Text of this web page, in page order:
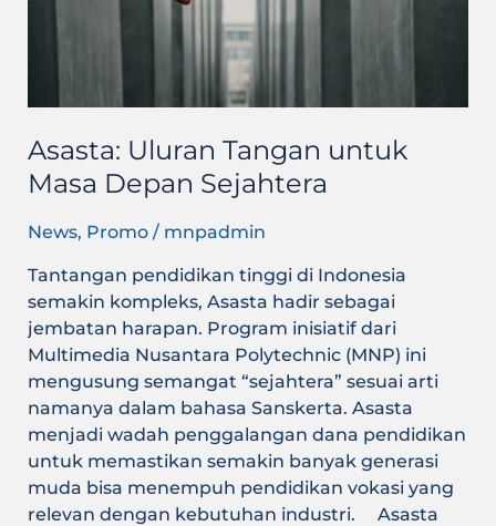
Asasta: Uluran Tangan untuk
Masa Depan Sejahtera
News, Promo/ mnpadmin
Tantangan pendidikan tinggi di Indonesia
semakin kompleks, Asasta hadir sebagai
jembatan harapan. Program inisiatif dari
Multimedia Nusantara Polytechnic (MNP) ini
mengusung semangat “sejahtera” sesuai arti
namanya dalam bahasa Sanskerta. Asasta
menjadi wadah penggalangan dana pendidikan
untuk memastikan semakin banyak generasi
muda bisa menempuh pendidikan vokasi yang
relevan dengan kebutuhan industri. Asasta